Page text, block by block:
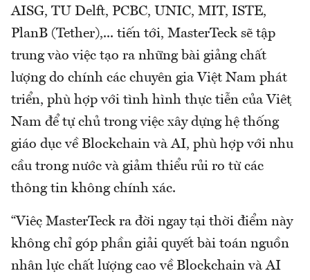
AISG, TU Delft, PCBC, UNIC, MIT, ISTE,
PlanB (Tether),... tiến tới, MasterTeck sẽ tập
trung vào việc tạo ra những bài giảng chất
lượng do chính các chuyên gia Việt Nam phát
triển, phù hợp với tình hình thực tiễn của Việt
Nam để tự chủ trong việc xây dựng hệ thống
giáo dục về Blockchain và AI, phù hợp với nhu
cầu trong nước và giảm thiểu rủi ro từ các
thông tin không chính xác.
“Việc MasterTeck ra đời ngay tại thời điểm này
không chỉ góp phần giải quyết bài toán nguồn
nhân lực chất lượng cao về Blockchain và AI